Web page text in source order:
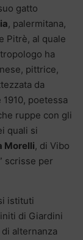
gatto
, palermitana,
Pitrè, al quale
ha
pittrice,
da
poetessa
ruppe con gli
quali si
Morelli, di Vibo
scrisse per
istituti
di Giardini
alternanza